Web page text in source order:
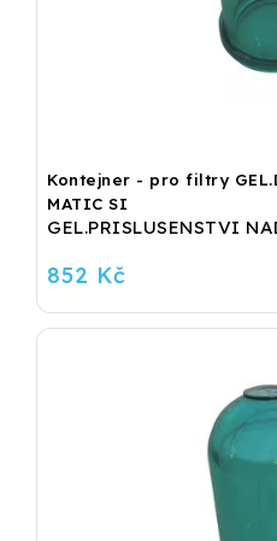
Kontejner - pro filtry
MATIC SI
GEL.PRISLUSENSTVI
852 Kč